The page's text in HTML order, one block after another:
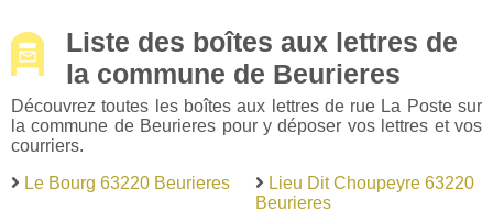
Liste des boîtes aux lettres de
la commune de Beurieres
Découvrez toutes les boîtes aux lettres de rue La Poste sur
la commune de Beurieres pour y déposer vos lettres et vos
courriers.
Le Bourg 63220 Beurieres
Lieu Dit Choupeyre 63220
Beurieres